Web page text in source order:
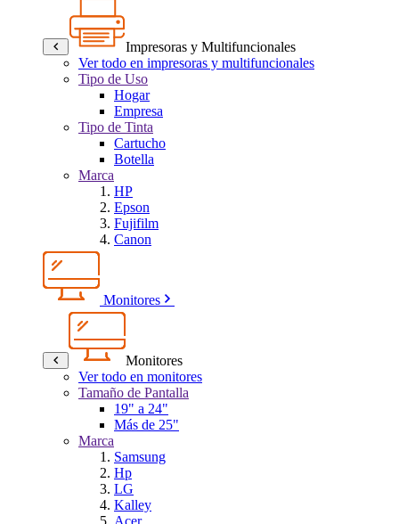
Impresoras y Multifuncionales
Ver todo en impresoras y multifuncionales
Tipo de Uso
Hogar
Empresa
Tipo de Tinta
Cartucho
Botella
Marca
HP
Epson
Fujifilm
Canon
Monitores
Monitores
Ver todo en monitores
Tamaño de Pantalla
19" a 24"
Más de 25"
Marca
Samsung
Hp
LG
Kalley
Acer